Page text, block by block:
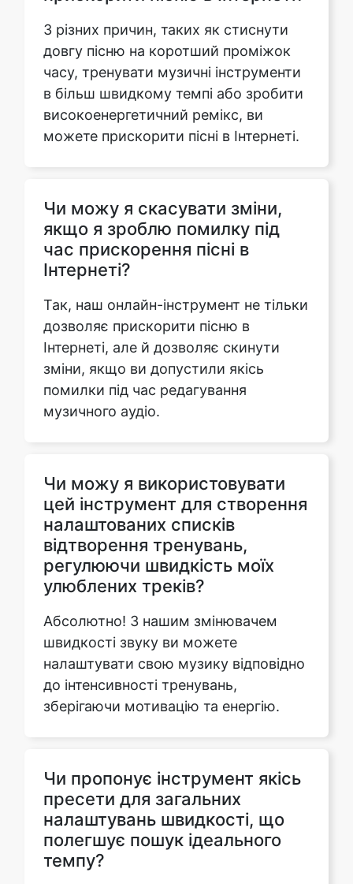
часу, тренувати музичні інструменти
в більш швидкому темпі або зробити
високоенергетичний ремікс, ви
можете прискорити пісні в Інтернеті.
Чи можу я скасувати зміни,
Інтернеті?
Так, наш онлайн-інструмент не тільки
дозволяє прискорити пісню в
Інтернеті, але й дозволяє скинути
зміни, якщо ви допустили якісь
помилки під час редагування
музичного аудіо.
Чи можу я використовувати
відтворення тренувань,
регулюючи швидкість моїх
улюблених треків?
Абсолютно! З нашим змінювачем
швидкості звуку ви можете
налаштувати свою музику відповідно
до інтенсивності тренувань,
зберігаючи мотивацію та енергію.
Чи пропонує інструмент якісь
полегшує пошук ідеального
темпу?
Так, ми надаємо попередньо
встановлені параметри для
популярних налаштувань швидкості,